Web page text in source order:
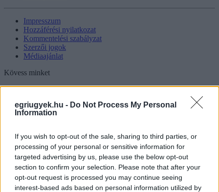
egriugyek.hu - Do Not Process My Personal
Information
If you wish to opt-out of the sale, sharing to third parties, or
processing of your personal or sensitive information for
targeted advertising by us, please use the below opt-out
section to confirm your selection. Please note that after your
opt-out request is processed you may continue seeing
interest-based ads based on personal information utilized by
Impresszum
Hozzáférési nyilatkozat
Kommentelési szabályzat
Szerzői jogok
Médiaajánlat
Kövess minket
Facebook
Tiktok
Youtube
2026. augusztus 07., péntek, Ibolya névnap